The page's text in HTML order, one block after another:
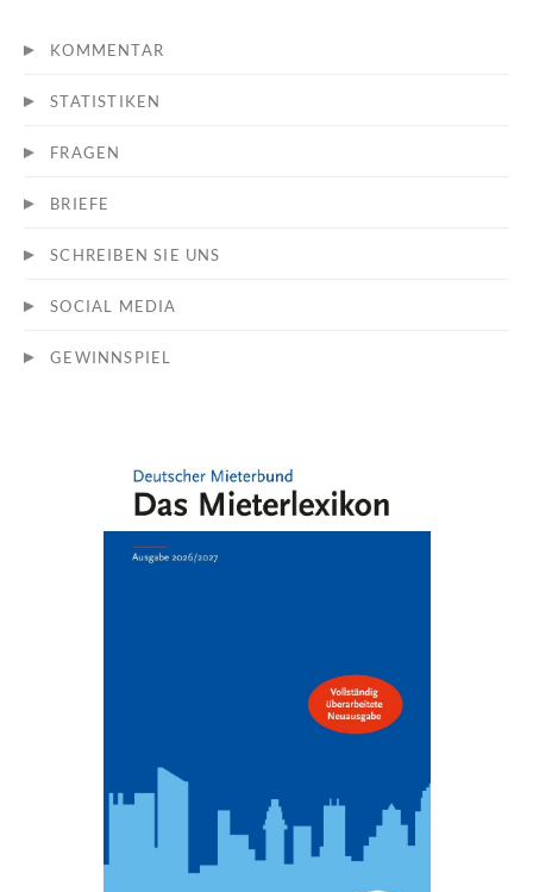
KOMMENTAR
STATISTIKEN
FRAGEN
BRIEFE
SCHREIBEN SIE UNS
SOCIAL MEDIA
GEWINNSPIEL